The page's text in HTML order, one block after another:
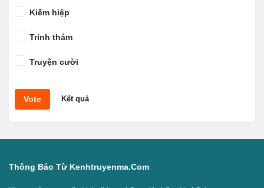
Kiếm hiệp
Trinh thám
Truyện cười
Vote Kết quả
Thông Báo Từ Kenhtruyenma.com